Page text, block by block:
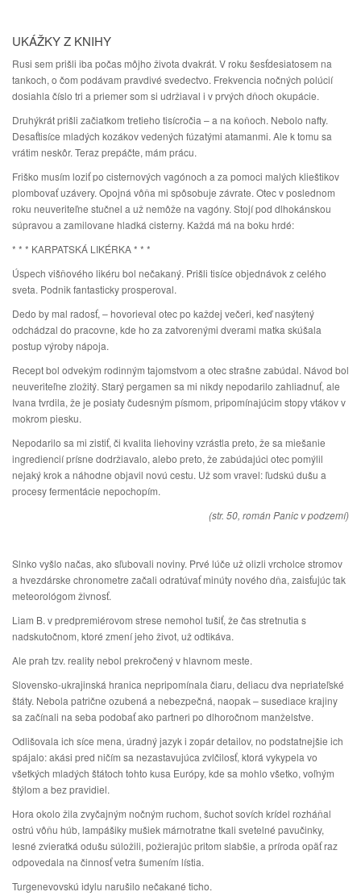
UKÁŽKY Z KNIHY
Rusi sem prišli iba počas môjho života dvakrát. V roku šesťdesiatosem na
tankoch, o čom podávam pravdivé svedectvo. Frekvencia nočných polúcií
dosiahla číslo tri a priemer som si udržiaval i v prvých dňoch okupácie.
Druhýkrát prišli začiatkom tretieho tisícročia – a na koňoch. Nebolo nafty.
Desaťtisíce mladých kozákov vedených fúzatými atamanmi. Ale k tomu sa
vrátim neskôr. Teraz prepáčte, mám prácu.
Friško musím loziť po cisternových vagónoch a za pomoci malých klieštikov
plombovať uzávery. Opojná vôňa mi spôsobuje závrate. Otec v poslednom
roku neuveriteľne stučnel a už nemôže na vagóny. Stojí pod dlhokánskou
súpravou a zamilovane hladká cisterny. Každá má na boku hrdé:
* * * KARPATSKÁ LIKÉRKA * * *
Úspech višňového likéru bol nečakaný. Prišli tisíce objednávok z celého
sveta. Podnik fantasticky prosperoval.
Dedo by mal radosť, – hovorieval otec po každej večeri, keď nasýtený
odchádzal do pracovne, kde ho za zatvorenými dverami matka skúšala
postup výroby nápoja.
Recept bol odvekým rodinným tajomstvom a otec strašne zabúdal. Návod bol
neuveriteľne zložitý. Starý pergamen sa mi nikdy nepodarilo zahliadnuť, ale
Ivana tvrdila, že je posiaty čudesným písmom, pripomínajúcim stopy vtákov v
mokrom piesku.
Nepodarilo sa mi zistiť, či kvalita liehoviny vzrástla preto, že sa miešanie
ingrediencií prísne dodržiavalo, alebo preto, že zabúdajúci otec pomýlil
nejaký krok a náhodne objavil novú cestu. Už som vravel: ľudskú dušu a
procesy fermentácie nepochopím.
(str. 50, román Panic v podzemí)
Slnko vyšlo načas, ako sľubovali noviny. Prvé lúče už olizli vrcholce stromov
a hvezdárske chronometre začali odratúvať minúty nového dňa, zaisťujúc tak
meteorológom živnosť.
Liam B. v predpremiérovom strese nemohol tušiť, že čas stretnutia s
nadskutočnom, ktoré zmení jeho život, už odtikáva.
Ale prah tzv. reality nebol prekročený v hlavnom meste.
Slovensko-ukrajinská hranica nepripomínala čiaru, deliacu dva nepriateľské
štáty. Nebola patrične ozubená a nebezpečná, naopak – susediace krajiny
sa začínali na seba podobať ako partneri po dlhoročnom manželstve.
Odlišovala ich síce mena, úradný jazyk i zopár detailov, no podstatnejšie ich
spájalo: akási pred ničím sa nezastavujúca zvlčilosť, ktorá vykypela vo
všetkých mladých štátoch tohto kusa Európy, kde sa mohlo všetko, voľným
štýlom a bez pravidiel.
Hora okolo žila zvyčajným nočným ruchom, šuchot sovích krídel rozháňal
ostrú vôňu húb, lampášiky mušiek márnotratne tkali svetelné pavučinky,
lesné zvieratká odušu súložili, požierajúc pritom slabšie, a príroda opäť raz
odpovedala na činnosť vetra šumením lístia.
Turgenevovskú idylu narušilo nečakané ticho.